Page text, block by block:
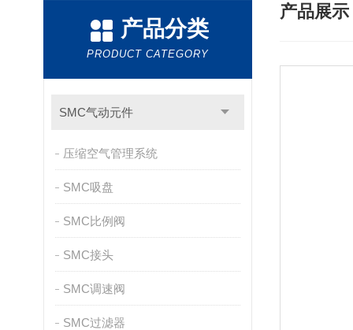
产品分类
PRODUCT CATEGORY
SMC气动元件
压缩空气管理系统
SMC吸盘
SMC比例阀
SMC接头
SMC调速阀
SMC过滤器
产品展示